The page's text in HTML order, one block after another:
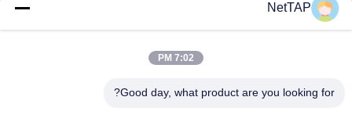
NetTAP
7:02 PM
Good day, what product are you looking for?